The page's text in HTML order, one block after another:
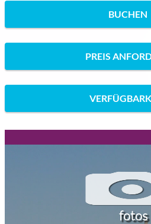
BUCHEN
PREIS
fotos